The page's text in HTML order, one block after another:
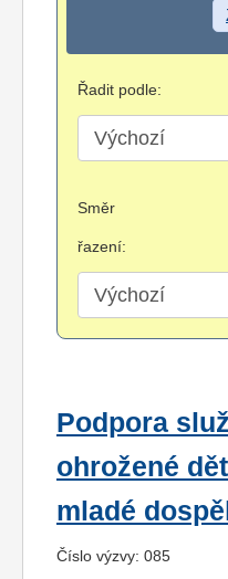
Řadit podle:
Směr
řazení:
Podpora
ohrožené
mladé
Číslo výzvy: 085